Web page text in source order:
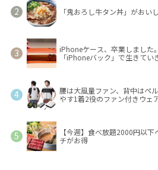
「鬼おろし牛タン丼」がお
iPhoneケース、卒業しました
「iPhoneバック」で生きてい
腰は大風量ファン、背中はペ
やす1着2役のファン付きウェ
【今週】食べ放題2000円以
チがお得